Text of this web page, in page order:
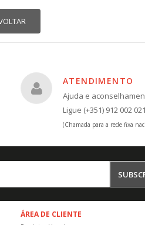
ATENDIMENTO
Ajuda e
Ligue (+351) 912 002 021
(Chamada para a rede fixa
ÁREA DE CLIENTE